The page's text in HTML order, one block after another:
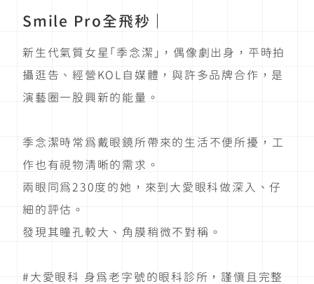
Smile Pro全飛秒｜
新生代氣質女星「季念潔」，偶像劇出身，平時拍
攝逛告、經營KOL自媒體，與許多品牌合作，是
演藝圈一股興新的能量。
季念潔時常為戴眼鏡所帶來的生活不便所擾，工
作也有視物清晰的需求。
兩眼同為230度的她，來到大愛眼科做深入、仔
細的評估。
發現其瞳孔較大、角膜稍微不對稱。
#大愛眼科 身為老字號的眼科診所，謹慎且完整